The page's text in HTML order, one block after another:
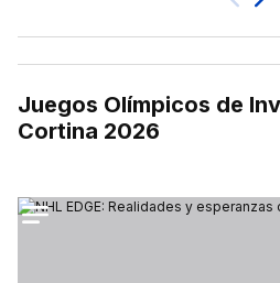
Juegos Olímpicos de
Cortina 2026